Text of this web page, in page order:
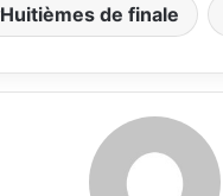
Huitièmes de finale